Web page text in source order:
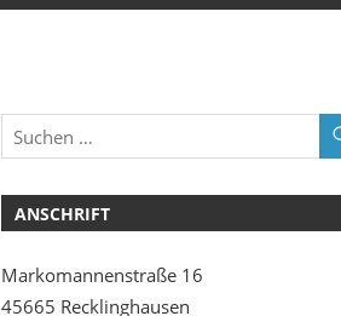
ANSCHRIFT
Markomannenstraße 16
45665 Recklinghausen